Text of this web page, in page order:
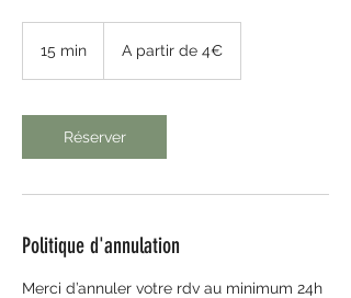
15 min
i
n
A partir de 4€
Réserver
Politique d'annulation
Merci d’annuler votre rdv au minimum 24h